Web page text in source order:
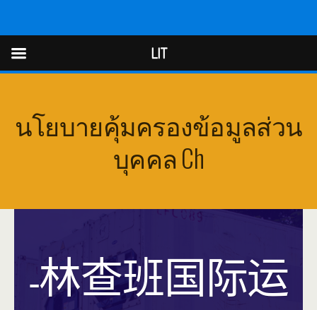
LIT
นโยบายคุ้มครองข้อมูลส่วน
บุคคล Ch
-林查班国际运
LIT